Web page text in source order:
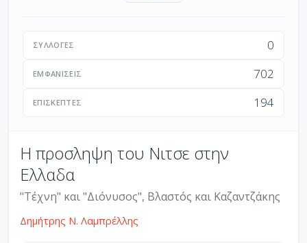
ΣΥΛΛΟΓΈΣ 0
ΕΜΦΑΝΊΣΕΙΣ 702
ΕΠΙΣΚΈΠΤΕΣ 194
Η προσληψη του Νιτσε στην
Ελλαδα
"Τέχνη" και "Διόνυσος", Βλαστός και Καζαντζάκης
Δημήτρης Ν. Λαμπρέλλης